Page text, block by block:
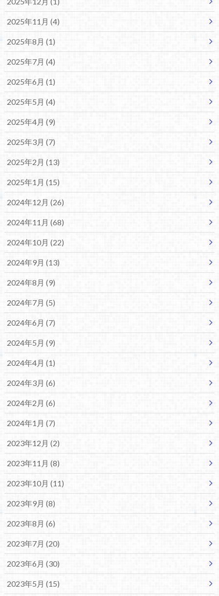
2025年11月 (4)
2025年8月 (1)
2025年7月 (4)
2025年6月 (1)
2025年5月 (4)
2025年4月 (9)
2025年3月 (7)
2025年2月 (13)
2025年1月 (15)
2024年12月 (26)
2024年11月 (68)
2024年10月 (22)
2024年9月 (13)
2024年8月 (9)
2024年7月 (5)
2024年6月 (7)
2024年5月 (9)
2024年4月 (1)
2024年3月 (6)
2024年2月 (6)
2024年1月 (7)
2023年12月 (2)
2023年11月 (8)
2023年10月 (11)
2023年9月 (8)
2023年8月 (6)
2023年7月 (20)
2023年6月 (30)
2023年5月 (15)